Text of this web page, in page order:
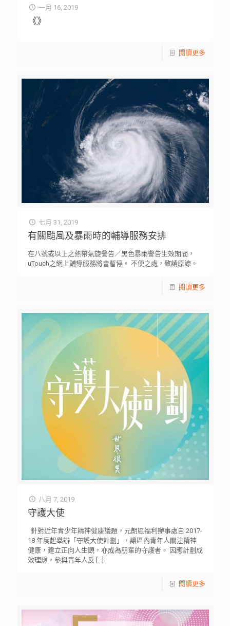
一月 16, 2019
《》
閱讀更多
七月 31, 2019
有關颱風及暴雨時的輔導服務安排
在八號或以上之熱帶氣旋警告／黑色暴雨警告生效期間，
uTouch之網上輔導服務將會暫停。 不便之處，敬請原諒。
閱讀更多
八月 7, 2019
守護大使
針對近年青少年精神健康議題，元朗區福利辦事處自 2017-
18 年度起舉辦「守護大使計劃」，讓區內青年人關注精神
健康，建立正向人生觀，亦成為朋輩的守護者。 因應計劃成
效理想，參與青年人反
閱讀更多